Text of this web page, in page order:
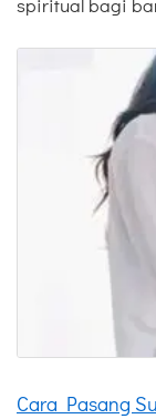
spiritual bagi
Cara Pasang